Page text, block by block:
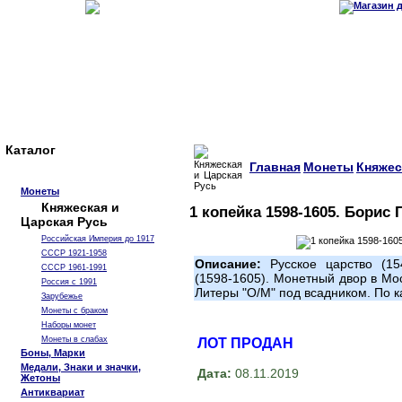
Каталог
Монеты
Княжеская и
Царская Русь
Российская Империя до 1917
СССР 1921-1958
СССР 1961-1991
Россия с 1991
Зарубежье
Монеты с браком
Наборы монет
Монеты в слабах
Боны, Марки
Медали, Знаки и значки,
Жетоны
Антиквариат
Главная Монеты
1 копейка 1598-1605.
Описание: Русское царство
(1598-1605). Монетный двор в
Литеры "О/М" под всадником. По
ЛОТ ПРОДАН
Дата: 08.11.2019